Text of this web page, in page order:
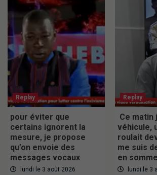
Replay
pour éviter que
certains ignorent la
mesure, je propose
qu’on envoie des
messages vocaux
lundi le 3 août 2026
Replay
Ce matin
véhicule,
roulait
me suis
en
lundi le 3